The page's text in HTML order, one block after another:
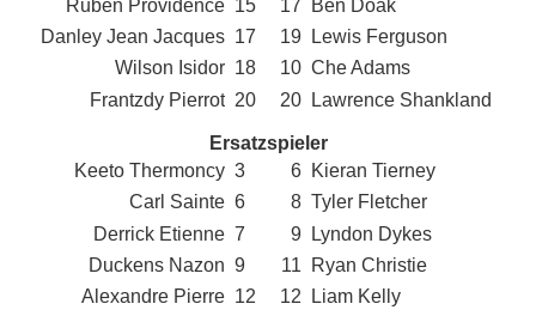
Ruben Providence 15 17
Ben Doak
Danley Jean Jacques 17 19
Lewis Ferguson
Wilson Isidor 18 10 Che Adams
Frantzdy Pierrot 20 20 Lawrence Shankland
Ersatzspieler
Keeto Thermoncy 3 6 Kieran Tierney
Carl Sainte 6 8 Tyler Fletcher
Derrick Etienne 7 9
Lyndon Dykes
Duckens Nazon 9 11
Ryan Christie
Alexandre Pierre 12 12
Liam Kelly